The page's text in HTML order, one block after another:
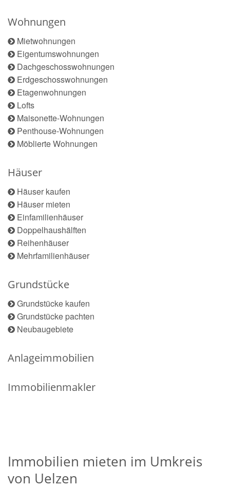
Wohnungen
Mietwohnungen
Eigentumswohnungen
Dachgeschosswohnungen
Erdgeschosswohnungen
Etagenwohnungen
Lofts
Maisonette-Wohnungen
Penthouse-Wohnungen
Möblierte Wohnungen
Häuser
Häuser kaufen
Häuser mieten
Einfamilienhäuser
Doppelhaushälften
Reihenhäuser
Mehrfamilienhäuser
Grundstücke
Grundstücke kaufen
Grundstücke pachten
Neubaugebiete
Anlageimmobilien
Immobilienmakler
Immobilien mieten im Umkreis
von Uelzen